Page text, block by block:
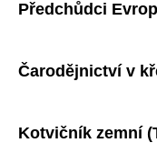
Předchůdci
Čarodějnictví v
Kotvičník zemní